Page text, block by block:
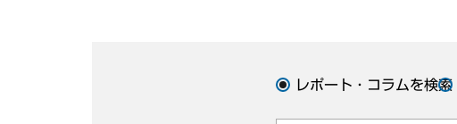
レポート・コラムを検索